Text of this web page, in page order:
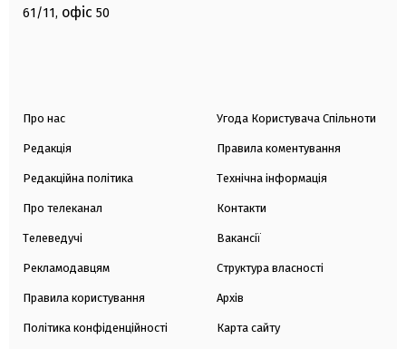
61/11, офіс 50
Про нас
Редакція
Редакційна політика
Про телеканал
Телеведучі
Рекламодавцям
Правила користування
Політика конфіденційності
Угода Користувача Спільноти
Правила коментування
Технічна інформація
Контакти
Вакансії
Структура власності
Архів
Карта сайту